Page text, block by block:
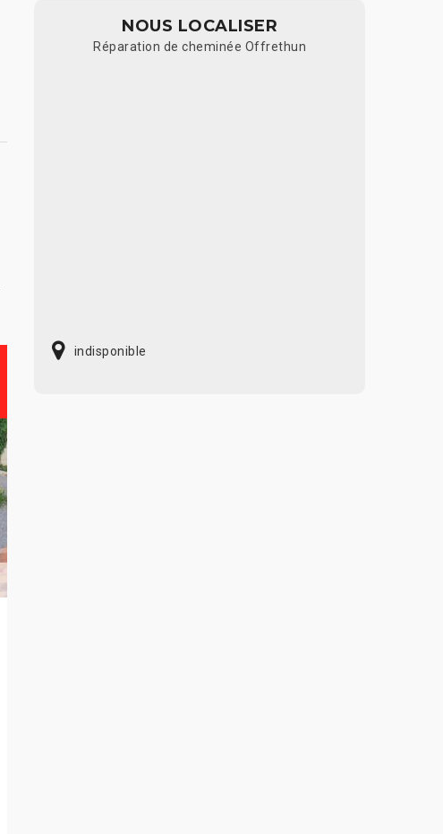
NOUS LOCALISER
Réparation de cheminée Offrethun
indisponible